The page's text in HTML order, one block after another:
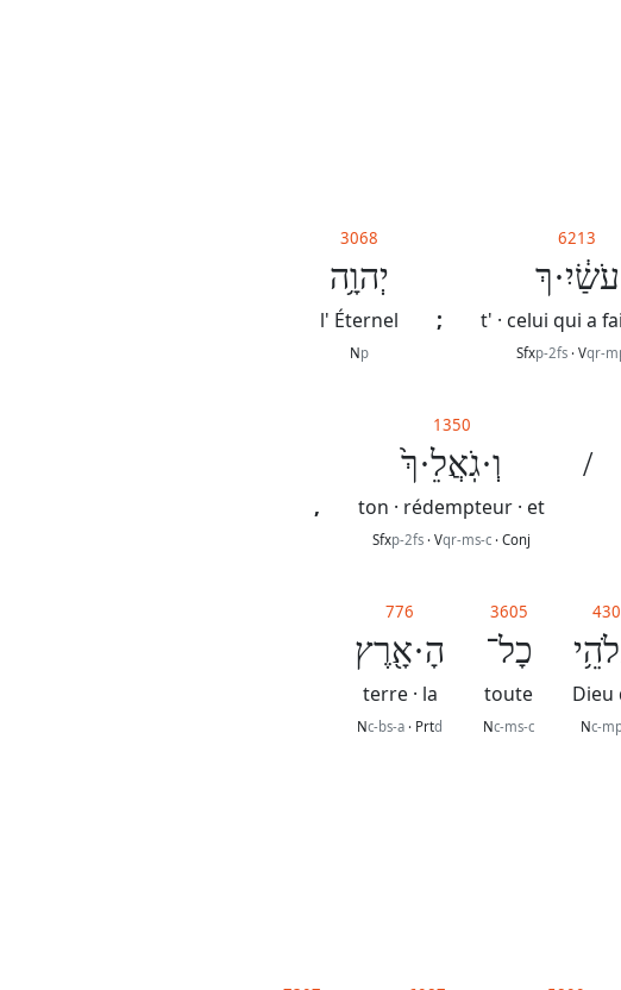
6213
עֹשַׂ֔יִ·ךְ
t' · celui qui a
Sfxp-2fs · Vqr-
;
3068
יְהוָ֥ה
l' Éternel
Np
/
1350
וְ·גֹֽאֲלֵ·ךְ֙
ton · rédempteur · et
Sfxp-2fs · Vqr-ms-c · Conj
,
430
Dieu
Nc-
3605
כָל־
toute
Nc-ms-c
776
הָ·אָ֖רֶץ
terre · la
Nc-bs-a · Prtd